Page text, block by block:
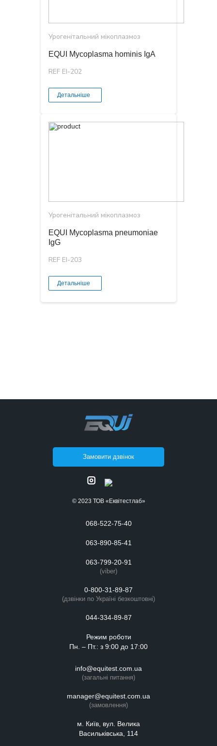
Урогенітальний мікоплазмоз
EQUI Mycoplasma hominis IgА
REF EI-202
Детальніше
Урогенітальний мікоплазмоз
EQUI Mycoplasma pneumoniaе
IgG
REF EI-203
Детальніше
Замовити дзвінок
© 2023 ТОВ «Еквітестлаб»
068-522-75-40
063-890-85-41
063-799-20-91
(viber)
0-800-31-89-87
(дзвінки по Україні безкоштовні)
044-334-89-87
Режим роботи
Пн. – Пт.: з 9:00 до 17:00
info@equitest.com.ua
(загальні питання)
manager@equitest.com.ua
(замовлення)
м. Київ, вул. Велика
Васильківська, 114